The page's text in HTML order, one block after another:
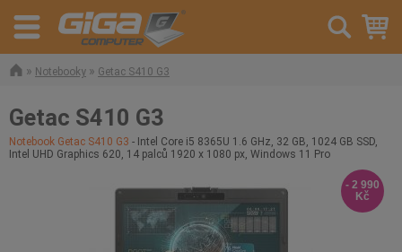
» Notebooky » Getac S410 G3
Getac S410 G3
Notebook Getac S410 G3 - Intel Core i5 8365U 1.6 GHz, 32 GB, 1024 GB SSD,
Intel UHD Graphics 620, 14 palců 1920 x 1080 px, Windows 11 Pro
- 2 990
Kč